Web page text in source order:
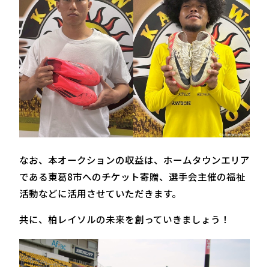
なお、本オークションの収益は、ホームタウンエリア
である東葛8市へのチケット寄贈、選手会主催の福祉
活動などに活用させていただきます。
共に、柏レイソルの未来を創っていきましょう！